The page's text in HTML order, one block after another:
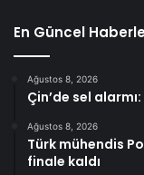
En Güncel
Ağustos 8, 2026
Çin’de sel
Ağustos 8, 2026
Türk mühendis
finale kaldı